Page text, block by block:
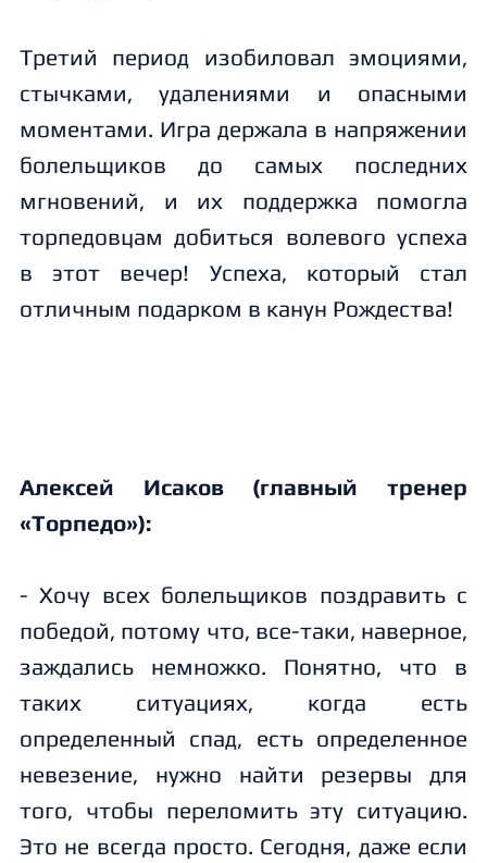
Третий период изобиловал эмоциями,
стычками, удалениями и опасными
моментами. Игра держала в напряжении
болельщиков до самых последних
мгновений, и их поддержка помогла
торпедовцам добиться волевого успеха
в этот вечер! Успеха, который стал
отличным подарком в канун Рождества!
Алексей Исаков (главный тренер
«Торпедо»):
- Хочу всех болельщиков поздравить с
победой, потому что, все-таки, наверное,
заждались немножко. Понятно, что в
таких ситуациях, когда есть
определенный спад, есть определенное
невезение, нужно найти резервы для
того, чтобы переломить эту ситуацию.
Это не всегда просто. Сегодня, даже если